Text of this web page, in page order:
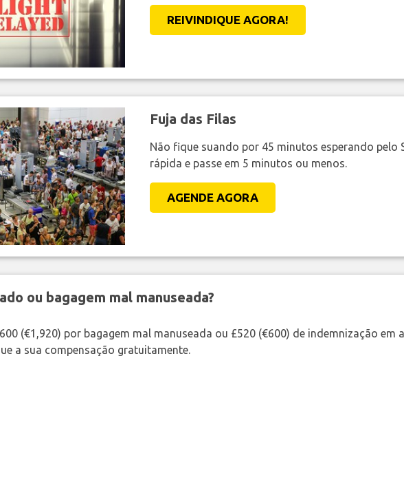
REIVINDIQUE AGORA!
Fuja das Filas
Não fique suando por 45 minutos esperando pelo
rápida e passe em 5 minutos ou menos.
AGENDE AGORA
ou bagagem mal manuseada?
(€1,920) por bagagem mal manuseada ou £520 (€600) de indemnização
a sua compensação gratuitamente.